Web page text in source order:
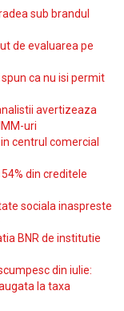
sub brandul
de evaluarea pe
ca nu isi permit
avertizeaza
uri
centrul comercial
din creditele
sociala inaspreste
BNR de institutie
din iulie:
la taxa